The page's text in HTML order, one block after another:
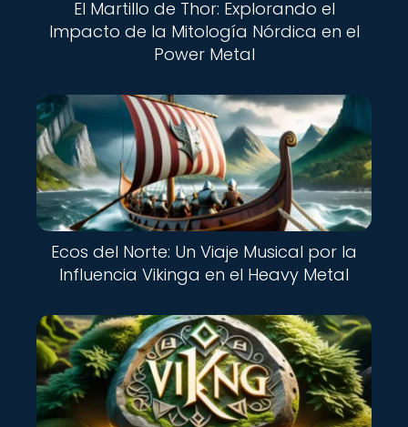
El Martillo de Thor: Explorando el
Impacto de la Mitología Nórdica en el
Power Metal
Ecos del Norte: Un Viaje Musical por la
Influencia Vikinga en el Heavy Metal